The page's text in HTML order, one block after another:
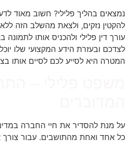
נמצאים בהליך פלילי? חשוב מאוד
להקטין נזקים, ולצאת מהשלב הזה
עורך דין פלילי ולהכניס אותו
לצדכם ובעזרת הידע המקצועי שלו
המטרה היא לסייע לכם לסיים אותו
על מנת להסדיר את חיי החברה
כל אחד ואחת מהתושבים. עבור צורך